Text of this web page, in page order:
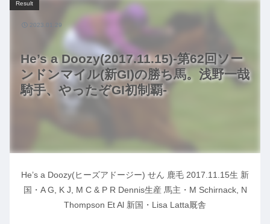
He’s a Doozy(2017.11.15)-第62回ソー
ンドンマイル(新GI)の勝ち馬。浅野一哉
騎手、やったぞGI初制覇-
Result
2023.01.29
He’s a Doozy(ヒーズアドージー) せん 鹿毛 2017.11.15生 新
国・A G, K J, M C & P R Dennis生産 馬主・M Schirnack, N
Thompson Et Al 新国・Lisa Latta厩舎